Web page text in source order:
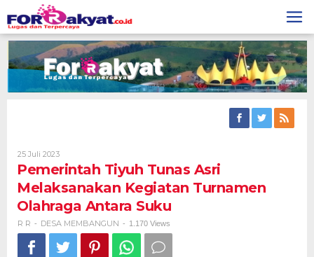
to
content
25 Juli 2023Oleh
R
Pemerintah Tiyuh Tunas Asri
Melaksanakan Kegiatan Turnamen
Olahraga Antara Suku
R R - DESA MEMBANGUN - 1.170 Views